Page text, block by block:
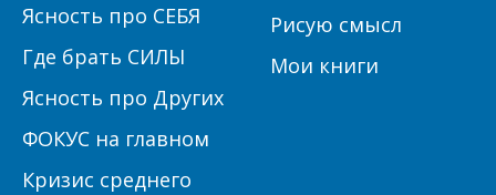
Ясность про СЕБЯ
Где брать СИЛЫ
Ясность про Других
ФОКУС на главном
Кризис среднего
Рисую смысл
Мои книги